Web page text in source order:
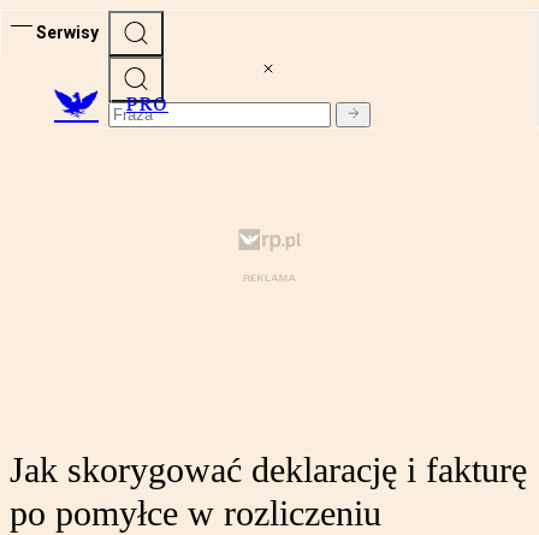
Serwisy
PRO
Jak skorygować deklarację i fakturę
po pomyłce w rozliczeniu